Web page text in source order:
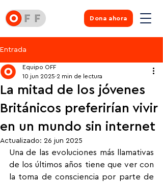
Dona ahora
Entrada
La mitad de los jóvenes
Británicos preferirían vivir
en un mundo sin internet
Equipo OFF
10 jun 2025 2 min de lectura
Actualizado: 26 jun 2025
Una de las evoluciones más llamativas
de los últimos años tiene que ver con
la toma de consciencia por parte de